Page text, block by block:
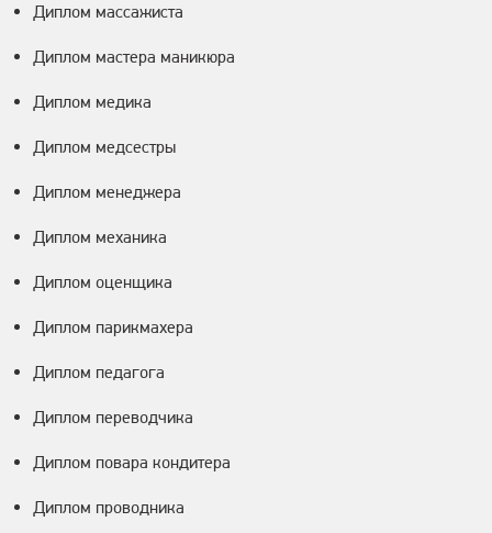
Диплом массажиста
Диплом мастера маникюра
Диплом медика
Диплом медсестры
Диплом менеджера
Диплом механика
Диплом оценщика
Диплом парикмахера
Диплом педагога
Диплом переводчика
Диплом повара кондитера
Диплом проводника